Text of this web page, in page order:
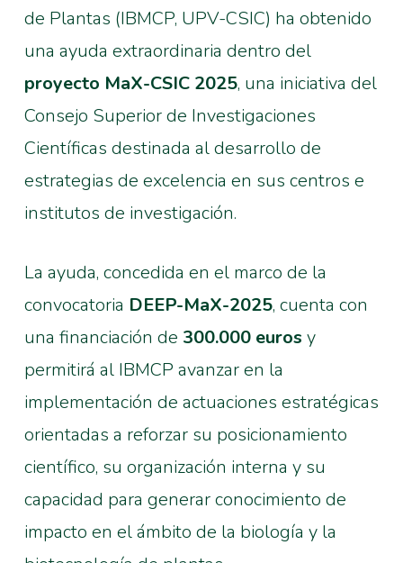
de Plantas (IBMCP, UPV-CSIC) ha obtenido
una ayuda extraordinaria dentro del
proyecto MaX-CSIC 2025, una iniciativa del
Consejo Superior de Investigaciones
Científicas destinada al desarrollo de
estrategias de excelencia en sus centros e
institutos de investigación.
La ayuda, concedida en el marco de la
convocatoria DEEP-MaX-2025, cuenta con
una financiación de 300.000 euros y
permitirá al IBMCP avanzar en la
implementación de actuaciones estratégicas
orientadas a reforzar su posicionamiento
científico, su organización interna y su
capacidad para generar conocimiento de
impacto en el ámbito de la biología y la